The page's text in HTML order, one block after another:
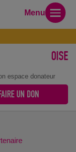
OISE
espace donateur
UN DON
Menu